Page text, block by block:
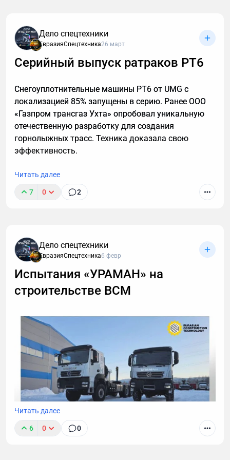
Транскрибация преобразует разговоры в текст,
позволяя находить любые устные договоренности
буквально за секунды. Рассказываю принцип
работы этой технологии, способы ее применения. А
расшифровку, даже если вы не разбираетесь в
технике.
Дело спецтехники
ЕвразияСпецтехника26 март
Серийный выпуск ратраков РТ6
Снегоуплотнительные машины РТ6 от UMG с
локализацией 85% запущены в серию. Ранее ООО
«Газпром трансгаз Ухта» опробовал уникальную
отечественную разработку для создания
горнолыжных трасс. Техника доказала свою
эффективность.
Читать далее
7 0 2
Дело спецтехники
ЕвразияСпецтехника6 февр
Испытания «УРАМАН» на
строительстве ВСМ
Читать далее
6 0 0